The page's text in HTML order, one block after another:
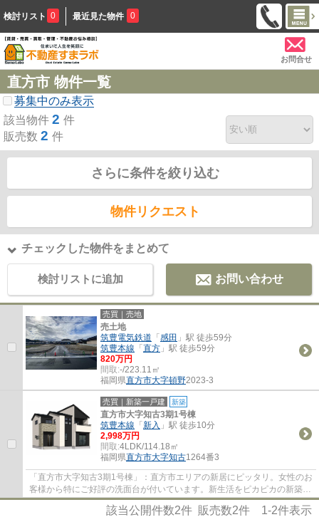
検討リスト 0 最近見た物件 0
お問合せ
直方市 物件一覧
募集中のみ表示
該当物件 2 件
販売数 2 件
さらに条件を絞り込む
物件リクエスト
チェックした物件をまとめて
検討リストに追加 お問い合わせ
売買｜売地
売土地
筑豊電気鉄道 「 感田 」駅 徒歩59分
筑豊本線 「 直方 」駅 徒歩59分
820万円
間取:-/223.11㎡
福岡県直方市大字頓野2023-3
売買｜新築一戸建 新築
直方市大字知古3期1号棟
筑豊本線 「 新入 」駅 徒歩10分
2,998万円
間取:4LDK/114.18㎡
福岡県直方市大字知古1264番3
「直方市大字知古3期1号棟」：直方市エリアの新居にピッタリ。女性のお
客様から特にご好評の洗面台が付いています。新生活をピカピカの新築戸
建て物件で始めてみませんか。地盤が弱い...
該当公開件数2件 販売数2件 1-2件表示